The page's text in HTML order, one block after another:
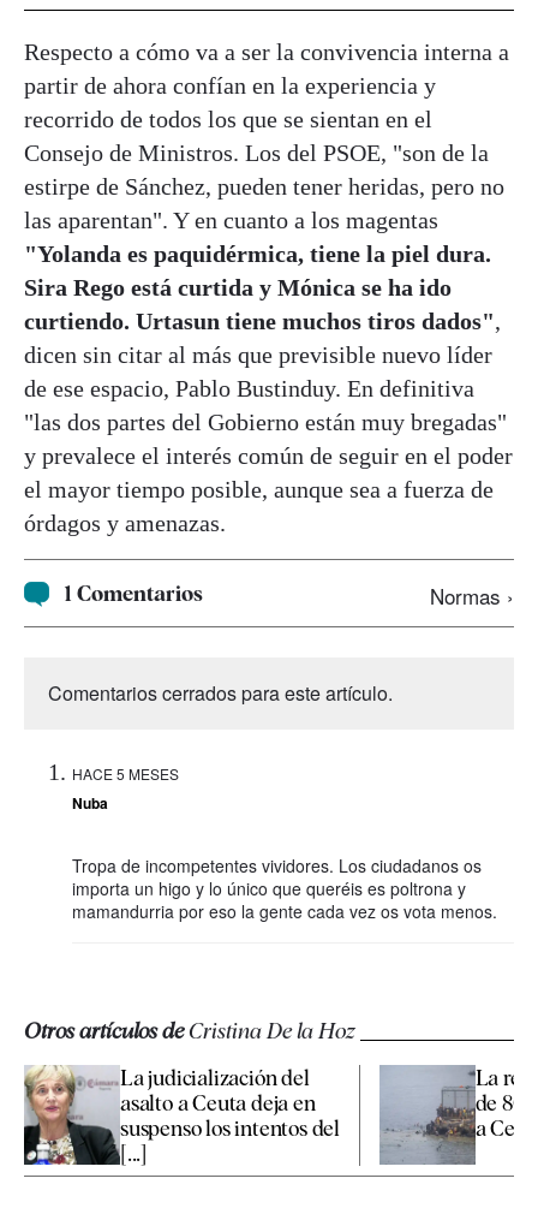
Respecto a cómo va a ser la convivencia interna a
partir de ahora confían en la experiencia y
recorrido de todos los que se sientan en el
Consejo de Ministros. Los del PSOE, "son de la
estirpe de Sánchez, pueden tener heridas, pero no
las aparentan". Y en cuanto a los magentas
"Yolanda es paquidérmica, tiene la piel dura.
Sira Rego está curtida y Mónica se ha ido
curtiendo. Urtasun tiene muchos tiros dados",
dicen sin citar al más que previsible nuevo líder
de ese espacio, Pablo Bustinduy. En definitiva
"las dos partes del Gobierno están muy bregadas"
y prevalece el interés común de seguir en el poder
el mayor tiempo posible, aunque sea a fuerza de
órdagos y amenazas.
1 Comentarios Normas ›
Comentarios cerrados para este artículo.
HACE 5 MESES
Nuba
Tropa de incompetentes vividores. Los ciudadanos os
importa un higo y lo único que queréis es poltrona y
mamandurria por eso la gente cada vez os vota menos.
Otros artículos deCristina De la Hoz
La judicialización del
asalto a Ceuta deja en
suspenso los intentos del
[...]
La
de
a